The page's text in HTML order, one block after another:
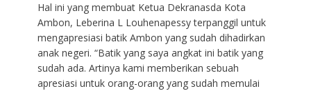
Hal ini yang membuat Ketua Dekranasda Kota
Ambon, Leberina L Louhenapessy terpanggil untuk
mengapresiasi batik Ambon yang sudah dihadirkan
anak negeri. “Batik yang saya angkat ini batik yang
sudah ada. Artinya kami memberikan sebuah
apresiasi untuk orang-orang yang sudah memulai